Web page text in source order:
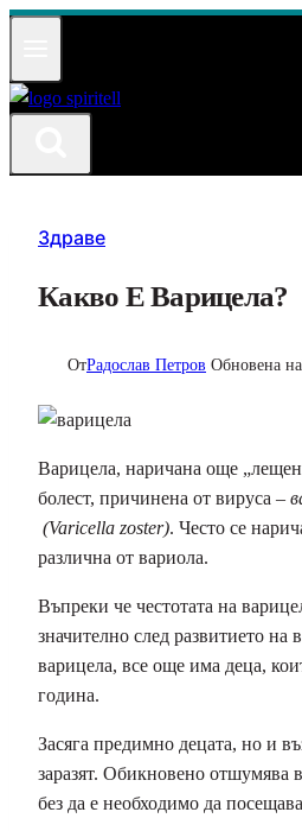
Към
Здраве
Какво Е Варицела?
ОтРадослав Петров Обновена на
Варицела, наричана още
болест, причинена от вируса –
(Varicella zoster). Често се
различна от вариола.
Въпреки че честотата на
значително след развитието на
варицела, все още има деца,
година.
Засяга предимно децата, но и
заразят. Обикновено отшумява
без да е необходимо да